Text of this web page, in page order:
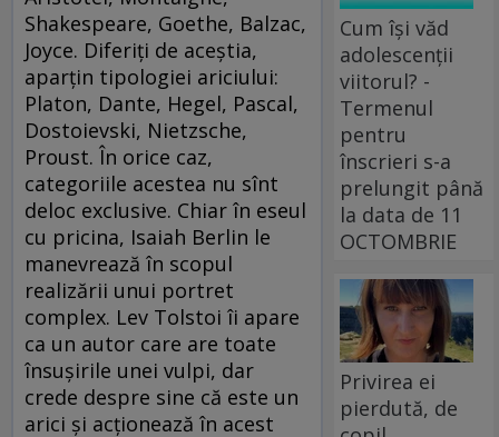
Shakespeare, Goethe, Balzac,
Joyce. Diferiţi de aceştia,
aparţin tipologiei ariciului:
Platon, Dante, Hegel, Pascal,
Dostoievski, Nietzsche,
Proust. În orice caz,
categoriile acestea nu sînt
deloc exclusive. Chiar în eseul
cu pricina, Isaiah Berlin le
manevrează în scopul
realizării unui portret
complex. Lev Tolstoi îi apare
ca un autor care are toate
însuşirile unei vulpi, dar
crede despre sine că este un
arici şi acţionează în acest
Cum își văd
adolescenții
viitorul? -
Termenul
pentru
înscrieri s-a
prelungit până
la data de 11
OCTOMBRIE
Privirea ei
pierdută, de